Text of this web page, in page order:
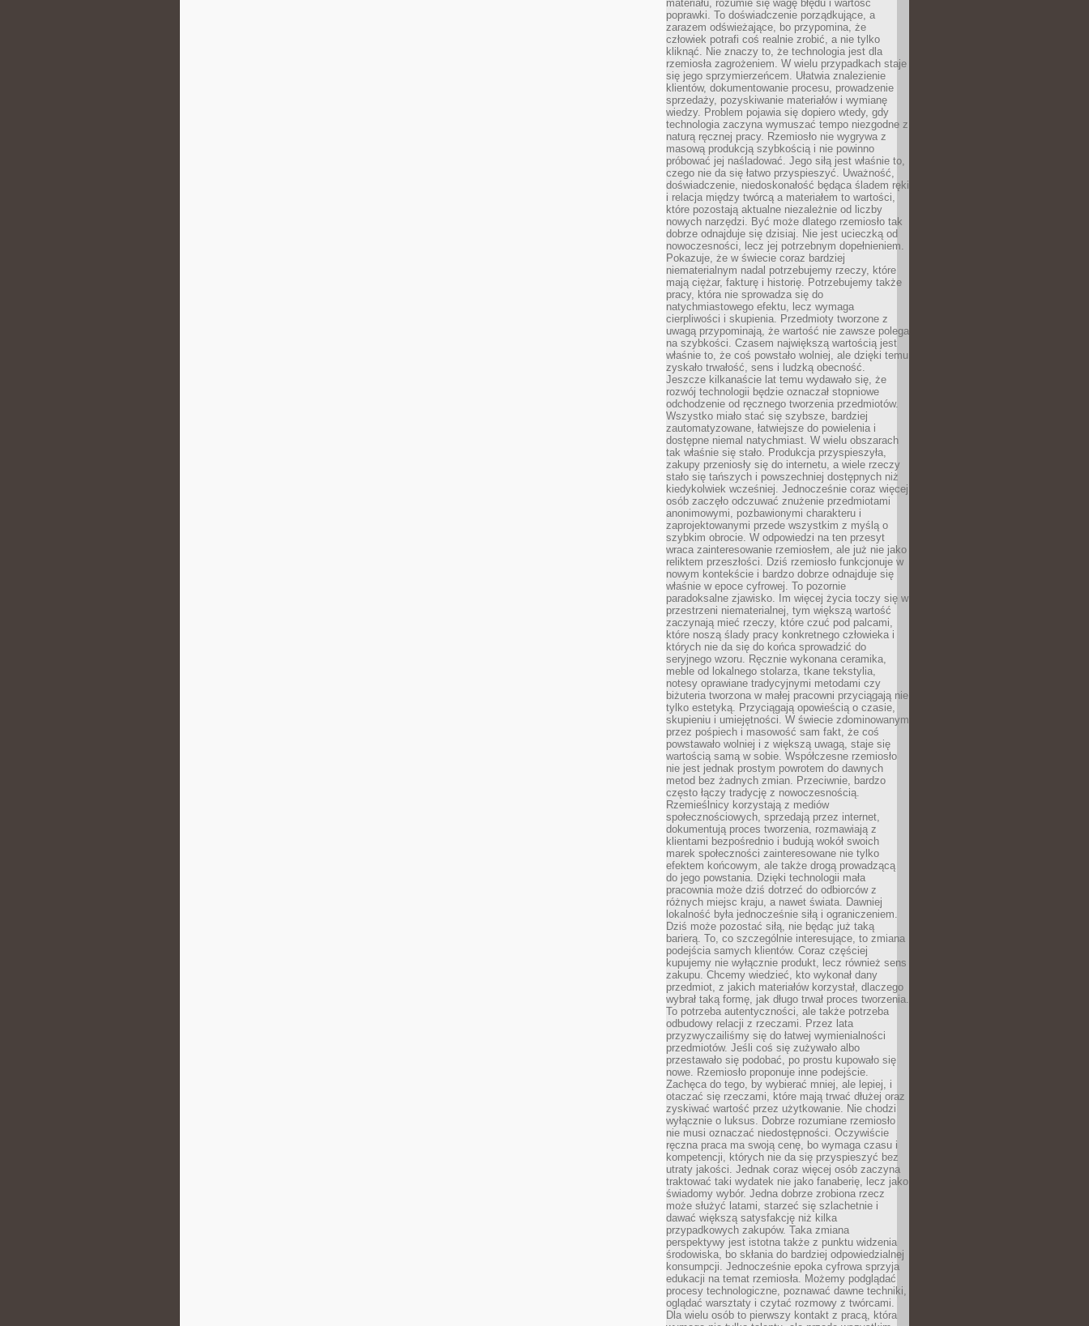
materiału, rozumie się wagę błędu i wartość
poprawki. To doświadczenie porządkujące, a
zarazem odświeżające, bo przypomina, że
człowiek potrafi coś realnie zrobić, a nie tylko
kliknąć. Nie znaczy to, że technologia jest dla
rzemiosła zagrożeniem. W wielu przypadkach staje
się jego sprzymierzeńcem. Ułatwia znalezienie
klientów, dokumentowanie procesu, prowadzenie
sprzedaży, pozyskiwanie materiałów i wymianę
wiedzy. Problem pojawia się dopiero wtedy, gdy
technologia zaczyna wymuszać tempo niezgodne z
naturą ręcznej pracy. Rzemiosło nie wygrywa z
masową produkcją szybkością i nie powinno
próbować jej naśladować. Jego siłą jest właśnie to,
czego nie da się łatwo przyspieszyć. Uważność,
doświadczenie, niedoskonałość będąca śladem ręki
i relacja między twórcą a materiałem to wartości,
które pozostają aktualne niezależnie od liczby
nowych narzędzi. Być może dlatego rzemiosło tak
dobrze odnajduje się dzisiaj. Nie jest ucieczką od
nowoczesności, lecz jej potrzebnym dopełnieniem.
Pokazuje, że w świecie coraz bardziej
niematerialnym nadal potrzebujemy rzeczy, które
mają ciężar, fakturę i historię. Potrzebujemy także
pracy, która nie sprowadza się do
natychmiastowego efektu, lecz wymaga
cierpliwości i skupienia. Przedmioty tworzone z
uwagą przypominają, że wartość nie zawsze polega
na szybkości. Czasem największą wartością jest
właśnie to, że coś powstało wolniej, ale dzięki temu
zyskało trwałość, sens i ludzką obecność.
Jeszcze kilkanaście lat temu wydawało się, że
rozwój technologii będzie oznaczał stopniowe
odchodzenie od ręcznego tworzenia przedmiotów.
Wszystko miało stać się szybsze, bardziej
zautomatyzowane, łatwiejsze do powielenia i
dostępne niemal natychmiast. W wielu obszarach
tak właśnie się stało. Produkcja przyspieszyła,
zakupy przeniosły się do internetu, a wiele rzeczy
stało się tańszych i powszechniej dostępnych niż
kiedykolwiek wcześniej. Jednocześnie coraz więcej
osób zaczęło odczuwać znużenie przedmiotami
anonimowymi, pozbawionymi charakteru i
zaprojektowanymi przede wszystkim z myślą o
szybkim obrocie. W odpowiedzi na ten przesyt
wraca zainteresowanie rzemiosłem, ale już nie jako
reliktem przeszłości. Dziś rzemiosło funkcjonuje w
nowym kontekście i bardzo dobrze odnajduje się
właśnie w epoce cyfrowej. To pozornie
paradoksalne zjawisko. Im więcej życia toczy się w
przestrzeni niematerialnej, tym większą wartość
zaczynają mieć rzeczy, które czuć pod palcami,
które noszą ślady pracy konkretnego człowieka i
których nie da się do końca sprowadzić do
seryjnego wzoru. Ręcznie wykonana ceramika,
meble od lokalnego stolarza, tkane tekstylia,
notesy oprawiane tradycyjnymi metodami czy
biżuteria tworzona w małej pracowni przyciągają nie
tylko estetyką. Przyciągają opowieścią o czasie,
skupieniu i umiejętności. W świecie zdominowanym
przez pośpiech i masowość sam fakt, że coś
powstawało wolniej i z większą uwagą, staje się
wartością samą w sobie. Współczesne rzemiosło
nie jest jednak prostym powrotem do dawnych
metod bez żadnych zmian. Przeciwnie, bardzo
często łączy tradycję z nowoczesnością.
Rzemieślnicy korzystają z mediów
społecznościowych, sprzedają przez internet,
dokumentują proces tworzenia, rozmawiają z
klientami bezpośrednio i budują wokół swoich
marek społeczności zainteresowane nie tylko
efektem końcowym, ale także drogą prowadzącą
do jego powstania. Dzięki technologii mała
pracownia może dziś dotrzeć do odbiorców z
różnych miejsc kraju, a nawet świata. Dawniej
lokalność była jednocześnie siłą i ograniczeniem.
Dziś może pozostać siłą, nie będąc już taką
barierą. To, co szczególnie interesujące, to zmiana
podejścia samych klientów. Coraz częściej
kupujemy nie wyłącznie produkt, lecz również sens
zakupu. Chcemy wiedzieć, kto wykonał dany
przedmiot, z jakich materiałów korzystał, dlaczego
wybrał taką formę, jak długo trwał proces tworzenia.
To potrzeba autentyczności, ale także potrzeba
odbudowy relacji z rzeczami. Przez lata
przyzwyczailiśmy się do łatwej wymienialności
przedmiotów. Jeśli coś się zużywało albo
przestawało się podobać, po prostu kupowało się
nowe. Rzemiosło proponuje inne podejście.
Zachęca do tego, by wybierać mniej, ale lepiej, i
otaczać się rzeczami, które mają trwać dłużej oraz
zyskiwać wartość przez użytkowanie. Nie chodzi
wyłącznie o luksus. Dobrze rozumiane rzemiosło
nie musi oznaczać niedostępności. Oczywiście
ręczna praca ma swoją cenę, bo wymaga czasu i
kompetencji, których nie da się przyspieszyć bez
utraty jakości. Jednak coraz więcej osób zaczyna
traktować taki wydatek nie jako fanaberię, lecz jako
świadomy wybór. Jedna dobrze zrobiona rzecz
może służyć latami, starzeć się szlachetnie i
dawać większą satysfakcję niż kilka
przypadkowych zakupów. Taka zmiana
perspektywy jest istotna także z punktu widzenia
środowiska, bo skłania do bardziej odpowiedzialnej
konsumpcji. Jednocześnie epoka cyfrowa sprzyja
edukacji na temat rzemiosła. Możemy podglądać
procesy technologiczne, poznawać dawne techniki,
oglądać warsztaty i czytać rozmowy z twórcami.
Dla wielu osób to pierwszy kontakt z pracą, która